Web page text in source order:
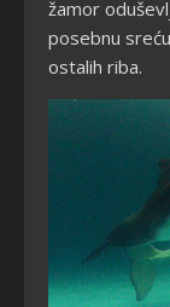
žamor
posebnu
ostalih riba.